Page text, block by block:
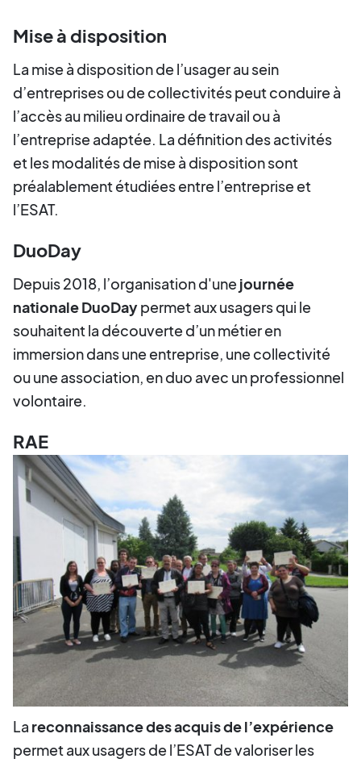
Mise à disposition
La mise à disposition de l’usager au sein
d’entreprises ou de collectivités peut conduire à
l’accès au milieu ordinaire de travail ou à
l’entreprise adaptée. La définition des activités
et les modalités de mise à disposition sont
préalablement étudiées entre l’entreprise et
l’ESAT.
DuoDay
Depuis 2018, l’organisation d'unejournée
nationale DuoDaypermet aux usagers qui le
souhaitent la découverte d’un métier en
immersion dans une entreprise, une collectivité
ou une association, en duo avec un professionnel
volontaire.
RAE
La reconnaissance des acquis de l’expérience
permet aux usagers de l’ESAT de valoriser les